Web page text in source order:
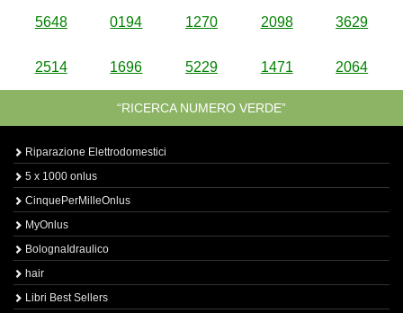
5648 0194 1270 2098 3629
2514 1696 5229 1471 2064
“RICERCA NUMERO VERDE”
Riparazione Elettrodomestici
5 x 1000 onlus
CinquePerMilleOnlus
MyOnlus
BolognaIdraulico
hair
Libri Best Sellers